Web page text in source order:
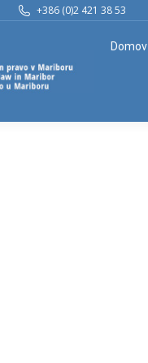
+386 (0)2 421 38 53
Domov